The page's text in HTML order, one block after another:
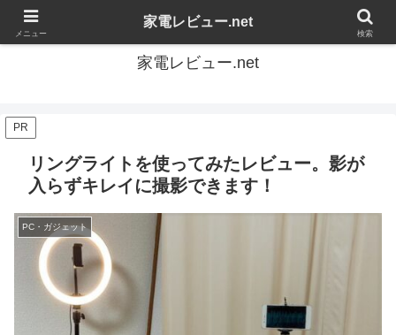
家電の感想を自由にレビューするブログです
家電レビュー.net
PR
リングライトを使ってみたレビュー。影が
入らずキレイに撮影できます！
PC・ガジェット
メニュー
家電レビュー.net
検索